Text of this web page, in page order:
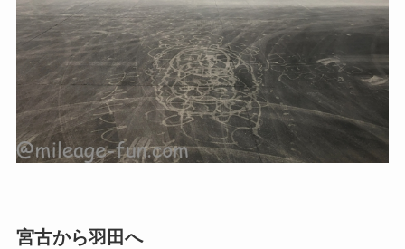
宮古から羽田へ